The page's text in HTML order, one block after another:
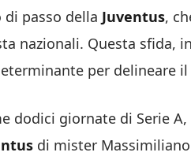
passo della Juventus,
nazionali. Questa sfida,
per delineare
dodici giornate di Serie
di mister